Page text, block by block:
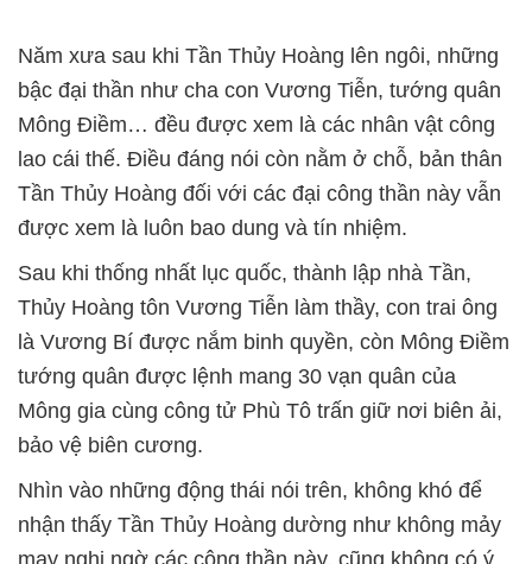
Năm xưa sau khi Tần Thủy Hoàng lên ngôi, những
bậc đại thần như cha con Vương Tiễn, tướng quân
Mông Điềm… đều được xem là các nhân vật công
lao cái thế. Điều đáng nói còn nằm ở chỗ, bản thân
Tần Thủy Hoàng đối với các đại công thần này vẫn
được xem là luôn bao dung và tín nhiệm.
Sau khi thống nhất lục quốc, thành lập nhà Tần,
Thủy Hoàng tôn Vương Tiễn làm thầy, con trai ông
là Vương Bí được nắm binh quyền, còn Mông Điềm
tướng quân được lệnh mang 30 vạn quân của
Mông gia cùng công tử Phù Tô trấn giữ nơi biên ải,
bảo vệ biên cương.
Nhìn vào những động thái nói trên, không khó để
nhận thấy Tần Thủy Hoàng dường như không mảy
may nghi ngờ các công thần này, cũng không có ý